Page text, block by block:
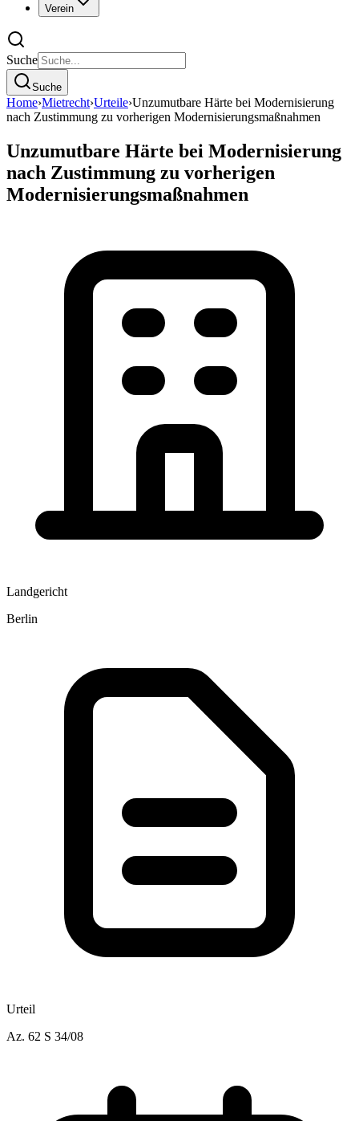
Verein
Suche
Suche
Home›Mietrecht›Urteile›Unzumutbare Härte bei Modernisierung
nach Zustimmung zu vorherigen Modernisierungsmaßnahmen
Unzumutbare Härte bei Modernisierung
nach Zustimmung zu vorherigen
Modernisierungsmaßnahmen
Landgericht
Berlin
Urteil
Az. 62 S 34/08